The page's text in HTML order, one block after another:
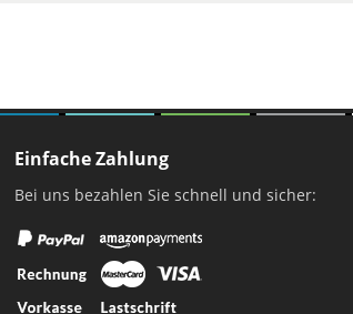
Einfache Zahlung
Bei uns bezahlen Sie schnell und sicher: